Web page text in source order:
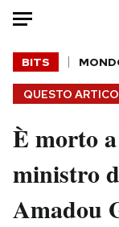
HOME
Italia
Politica
Tecnologia
QUESTO
BITS
È morto
ministro
Amadou